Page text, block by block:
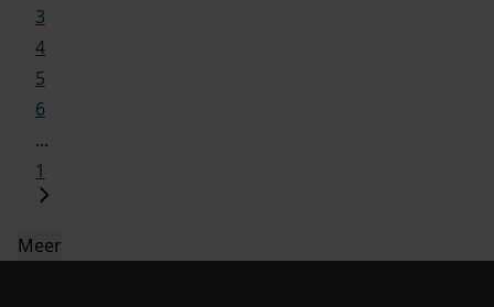
3
4
5
6
...
1
Meer